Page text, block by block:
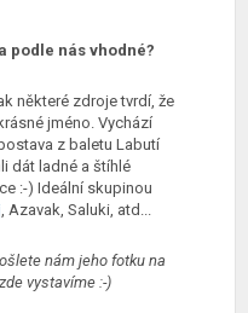
podle nás vhodné?
některé zdroje tvrdí, že
jméno. Vychází
z baletu Labutí
dát ladné a štíhlé
:-) Ideální skupinou
, Azavak, Saluki, atd...
nám jeho fotku na
vystavíme :-)